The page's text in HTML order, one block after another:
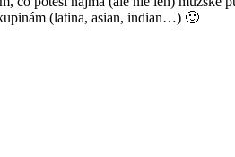
(latina, asian, indian…) 🙂